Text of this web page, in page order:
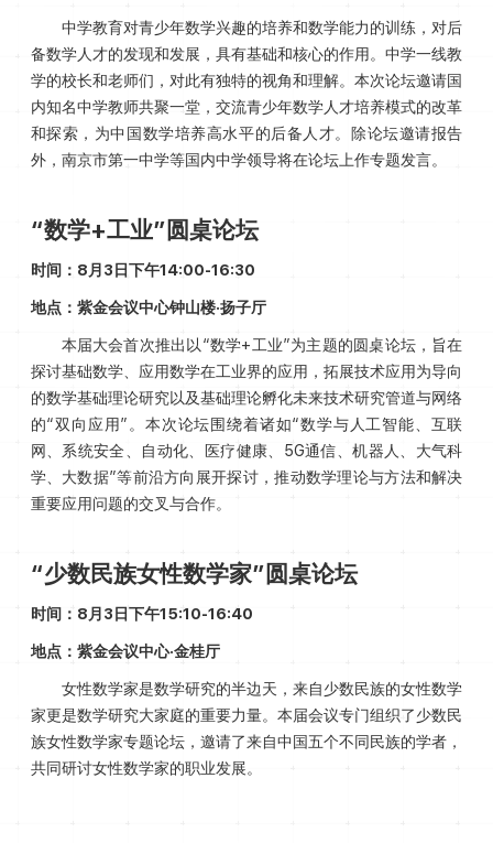
中学教育对青少年数学兴趣的培养和数学能力的训练，对后
备数学人才的发现和发展，具有基础和核心的作用。中学一线教
学的校长和老师们，对此有独特的视角和理解。本次论坛邀请国
内知名中学教师共聚一堂，交流青少年数学人才培养模式的改革
和探索，为中国数学培养高水平的后备人才。除论坛邀请报告
外，南京市第一中学等国内中学领导将在论坛上作专题发言。
“数学+工业”圆桌论坛
时间：8月3日下午14:00-16:30
地点：紫金会议中心钟山楼·扬子厅
本届大会首次推出以“数学+工业”为主题的圆桌论坛，旨在
探讨基础数学、应用数学在工业界的应用，拓展技术应用为导向
的数学基础理论研究以及基础理论孵化未来技术研究管道与网络
的“双向应用”。本次论坛围绕着诸如“数学与人工智能、互联
网、系统安全、自动化、医疗健康、5G通信、机器人、大气科
学、大数据”等前沿方向展开探讨，推动数学理论与方法和解决
重要应用问题的交叉与合作。
“少数民族女性数学家”圆桌论坛
时间：8月3日下午15:10-16:40
地点：紫金会议中心·金桂厅
女性数学家是数学研究的半边天，来自少数民族的女性数学
家更是数学研究大家庭的重要力量。本届会议专门组织了少数民
族女性数学家专题论坛，邀请了来自中国五个不同民族的学者，
共同研讨女性数学家的职业发展。